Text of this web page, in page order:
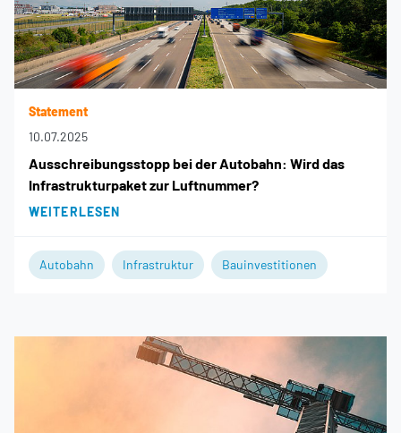
Statement
10.07.2025
Ausschreibungsstopp bei der Autobahn: Wird das
Infrastrukturpaket zur Luftnummer?
WEITERLESEN
Autobahn Infrastruktur Bauinvestitionen